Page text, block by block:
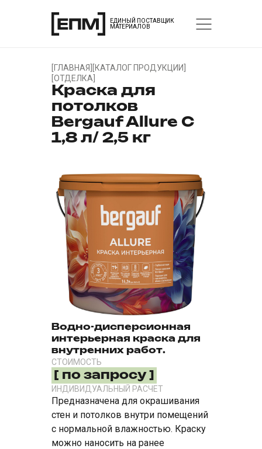
ЕДИНЫЙ ПОСТАВЩИК
МАТЕРИАЛОВ
ГЛАВНАЯ КАТАЛОГ ПРОДУКЦИИ
ОТДЕЛКА
Краска для
потолков
Bergauf Allure С
1,8 л/ 2,5 кг
Водно-дисперсионная
интерьерная краска для
внутренних работ.
СТОИМОСТЬ
[ по запросу ]
ИНДИВИДУАЛЬНЫЙ РАСЧЕТ
Предназначена для окрашивания
стен и потолков внутри помещений
с нормальной влажностью. Краску
можно наносить на ранее